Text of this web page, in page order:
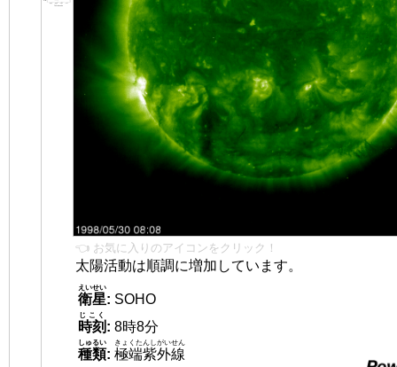
👈 お気に入りのアイコンをクリック！
太陽活動は順調に増加しています。
衛星
えいせい
: SOHO
時刻
じこく
: 8時8分
種類
しゅるい
: 極端紫外線
きょくたんしがいせん